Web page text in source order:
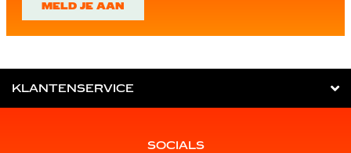
MELD JE AAN
KLANTENSERVICE
SOCIALS